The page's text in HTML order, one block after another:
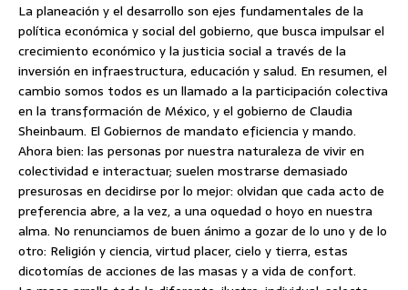
La planeación y el desarrollo son ejes fundamentales de la
política económica y social del gobierno, que busca impulsar el
crecimiento económico y la justicia social a través de la
inversión en infraestructura, educación y salud. En resumen, el
cambio somos todos es un llamado a la participación colectiva
en la transformación de México, y el gobierno de Claudia
Sheinbaum. El Gobiernos de mandato eficiencia y mando.
Ahora bien: las personas por nuestra naturaleza de vivir en
colectividad e interactuar; suelen mostrarse demasiado
presurosas en decidirse por lo mejor: olvidan que cada acto de
preferencia abre, a la vez, a una oquedad o hoyo en nuestra
alma. No renunciamos de buen ánimo a gozar de lo uno y de lo
otro: Religión y ciencia, virtud placer, cielo y tierra, estas
dicotomías de acciones de las masas y a vida de confort.